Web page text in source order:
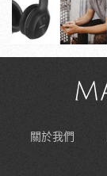
關於我們